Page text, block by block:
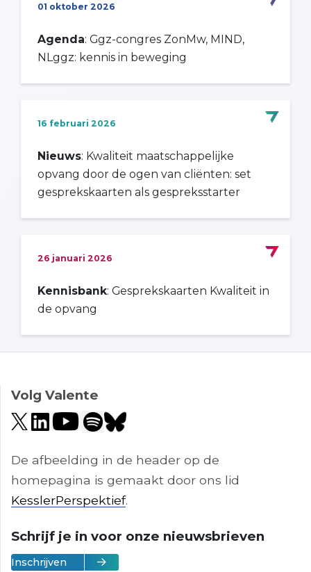
01 oktober 2026
Agenda: Ggz-congres ZonMw, MIND,
NLggz: kennis in beweging
16 februari 2026
Nieuws: Kwaliteit maatschappelijke
opvang door de ogen van cliënten: set
gesprekskaarten als gespreksstarter
26 januari 2026
Kennisbank: Gesprekskaarten Kwaliteit in
de opvang
Volg Valente
De afbeelding in de header op de
homepagina is gemaakt door ons lid
KesslerPerspektief.
Schrijf je in voor onze nieuwsbrieven
Inschrijven